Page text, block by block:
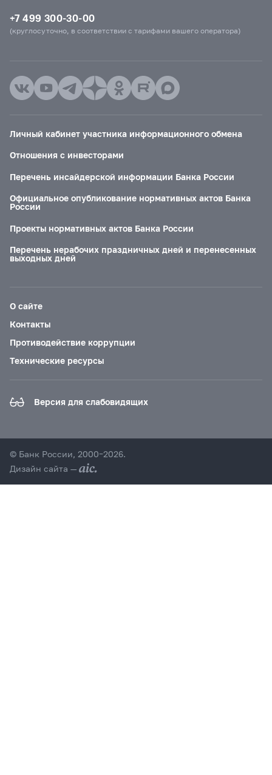
+7 499 300-30-00
(круглосуточно, в соответствии с тарифами вашего оператора)
Личный кабинет участника информационного обмена
Отношения с инвесторами
Перечень инсайдерской информации Банка России
Официальное опубликование нормативных актов Банка
России
Проекты нормативных актов Банка России
Перечень нерабочих праздничных дней и перенесенных
выходных дней
О сайте
Контакты
Противодействие коррупции
Технические ресурсы
Версия для слабовидящих
© Банк России, 2000–2026.
Дизайн сайта —